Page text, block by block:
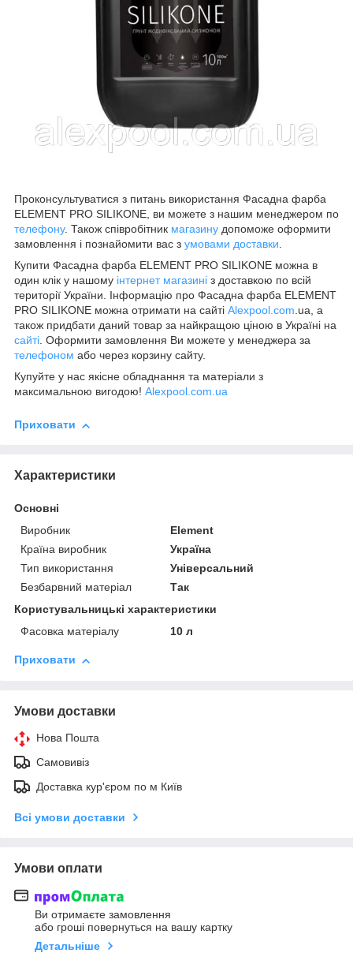
Проконсультуватися з питань використання Фасадна фарба
ELEMENT PRO SILIKONE, ви можете з нашим менеджером по
телефону. Також співробітник магазину допоможе оформити
замовлення і познайомити вас з умовами доставки.
Купити Фасадна фарба ELEMENT PRO SILIKONE можна в
один клік у нашому інтернет магазині з доставкою по всій
території України. Інформацію про Фасадна фарба ELEMENT
PRO SILIKONE можна отримати на сайті Alexpool.com.ua, а
також придбати даний товар за найкращою ціною в Україні на
сайті. Оформити замовлення Ви можете у менеджера за
телефоном або через корзину сайту.
Купуйте у нас якісне обладнання та матеріали з
максимальною вигодою! Alexpool.com.ua
Приховати
Характеристики
Основні
Виробник
Element
Країна виробник
Україна
Тип використання
Універсальний
Безбарвний матеріал
Так
Користувальницькі характеристики
Фасовка матеріалу
10 л
Приховати
Умови доставки
Нова Пошта
Самовивіз
Доставка кур'єром по м Київ
Всі умови доставки
Умови оплати
Ви отримаєте замовлення
або гроші повернуться на вашу картку
Детальніше